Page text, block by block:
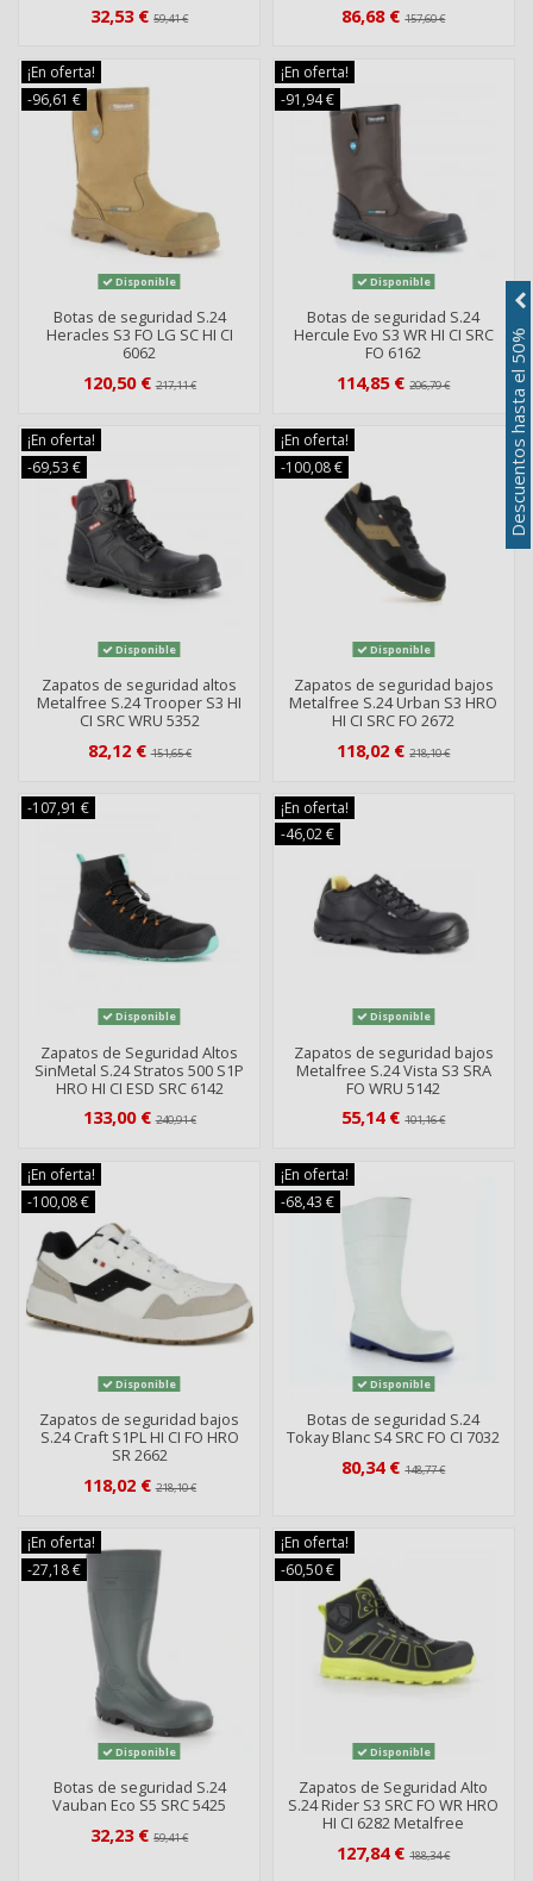
32,53 €59,41 € 86,68 €157,60 €
¡En oferta!
-96,61 €
Disponible
Botas de seguridad S.24
Heracles S3 FO LG SC HI CI
6062
120,50 €217,11 €
¡En oferta!
-91,94 €
Disponible
Botas de seguridad S.24
Hercule Evo S3 WR HI CI SRC
FO 6162
114,85 €206,79 €
¡En oferta!
-69,53 €
Disponible
Zapatos de seguridad altos
Metalfree S.24 Trooper S3 HI
CI SRC WRU 5352
82,12 €151,65 €
¡En oferta!
-100,08 €
Disponible
Zapatos de seguridad bajos
Metalfree S.24 Urban S3 HRO
HI CI SRC FO 2672
118,02 €218,10 €
-107,91 €
Disponible
Zapatos de Seguridad Altos
SinMetal S.24 Stratos 500 S1P
HRO HI CI ESD SRC 6142
133,00 €240,91 €
¡En oferta!
-46,02 €
Disponible
Zapatos de seguridad bajos
Metalfree S.24 Vista S3 SRA
FO WRU 5142
55,14 €101,16 €
¡En oferta!
-100,08 €
Disponible
Zapatos de seguridad bajos
S.24 Craft S1PL HI CI FO HRO
SR 2662
118,02 €218,10 €
¡En oferta!
-68,43 €
Disponible
Botas de seguridad S.24
Tokay Blanc S4 SRC FO CI 7032
80,34 €148,77 €
¡En oferta!
-27,18 €
Disponible
Botas de seguridad S.24
Vauban Eco S5 SRC 5425
32,23 €59,41 €
¡En oferta!
-60,50 €
Disponible
Zapatos de Seguridad Alto
S.24 Rider S3 SRC FO WR HRO
HI CI 6282 Metalfree
127,84 €188,34 €
Descuentos hasta el 50%